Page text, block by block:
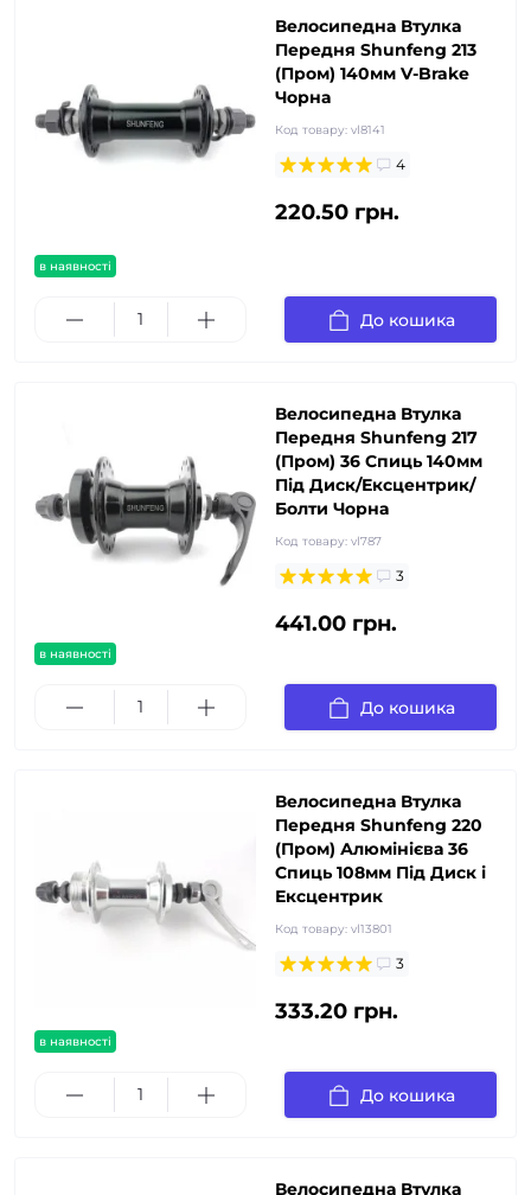
в наявності
Велосипедна Втулка
Передня Shunfeng 213
(Пром) 140мм V-Brake
Чорна
Код товару: vl8141
4
220.50 грн.
До кошика
в наявності
Велосипедна Втулка
Передня Shunfeng 217
(Пром) 36 Спиць 140мм
Під Диск/Ексцентрик/
Болти Чорна
Код товару: vl787
3
441.00 грн.
До кошика
в наявності
Велосипедна Втулка
Передня Shunfeng 220
(Пром) Алюмінієва 36
Спиць 108мм Під Диск і
Ексцентрик
Код товару: vl13801
3
333.20 грн.
До кошика
Велосипедна Втулка